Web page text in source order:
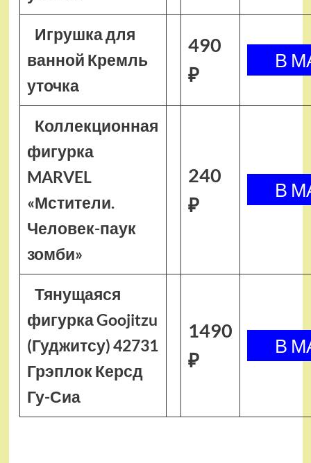
Игрушка для
ванной Кремль
уточка
490
₽
Коллекционная
фигурка
MARVEL
«Мстители.
Человек-паук
зомби»
240
₽
Тянущаяся
фигурка Goojitzu
(Гуджитсу) 42731
Грэплок Керсд
Гу-Сиа
1490
₽